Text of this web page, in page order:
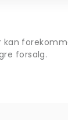
kan
forsalg.